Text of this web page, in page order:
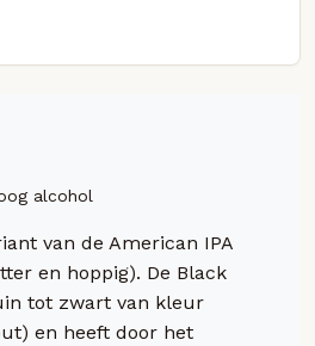
alcohol
van de American IPA
en hoppig). De Black
tot zwart van kleur
en heeft door het